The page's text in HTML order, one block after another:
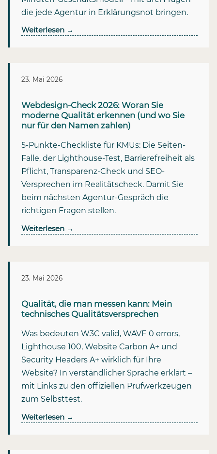
die jede Agentur in Erklärungsnot bringen.
Weiterlesen →
23. Mai 2026
Webdesign-Check 2026: Woran Sie
moderne Qualität erkennen (und wo Sie
nur für den Namen zahlen)
5-Punkte-Checkliste für KMUs: Die Seiten-
Falle, der Lighthouse-Test, Barrierefreiheit als
Pflicht, Transparenz-Check und SEO-
Versprechen im Realitätscheck. Damit Sie
beim nächsten Agentur-Gespräch die
richtigen Fragen stellen.
Weiterlesen →
23. Mai 2026
Qualität, die man messen kann: Mein
technisches Qualitätsversprechen
Was bedeuten W3C valid, WAVE 0 errors,
Lighthouse 100, Website Carbon A+ und
Security Headers A+ wirklich für Ihre
Website? In verständlicher Sprache erklärt –
mit Links zu den offiziellen Prüfwerkzeugen
zum Selbsttest.
Weiterlesen →